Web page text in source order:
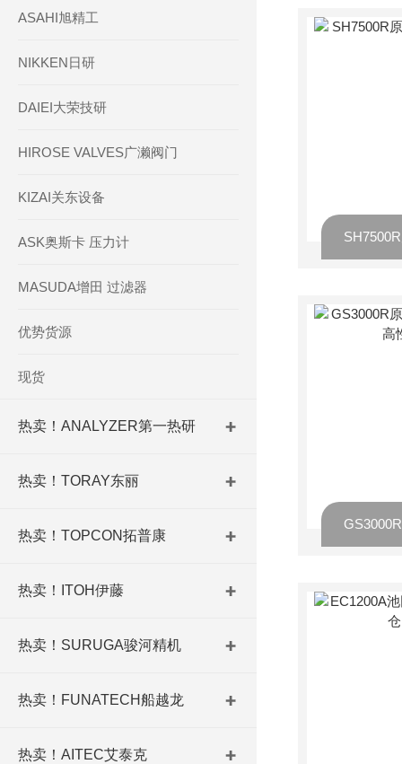
ASAHI旭精工
NIKKEN日研
DAIEI大荣技研
HIROSE VALVES广濑阀门
KIZAI关东设备
ASK奥斯卡 压力计
MASUDA增田 过滤器
优势货源
现货
热卖！ANALYZER第一热研
热卖！TORAY东丽
热卖！TOPCON拓普康
热卖！ITOH伊藤
热卖！SURUGA骏河精机
热卖！FUNATECH船越龙
热卖！AITEC艾泰克